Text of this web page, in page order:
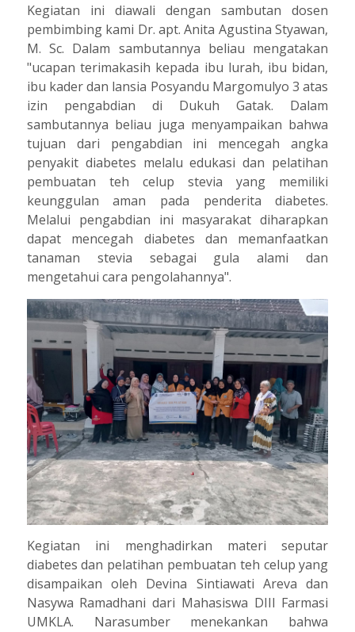
Kegiatan ini diawali dengan sambutan dosen
pembimbing kami Dr. apt. Anita Agustina Styawan,
M. Sc. Dalam sambutannya beliau mengatakan
"ucapan terimakasih kepada ibu lurah, ibu bidan,
ibu kader dan lansia Posyandu Margomulyo 3 atas
izin pengabdian di Dukuh Gatak. Dalam
sambutannya beliau juga menyampaikan bahwa
tujuan dari pengabdian ini mencegah angka
penyakit diabetes melalu edukasi dan pelatihan
pembuatan teh celup stevia yang memiliki
keunggulan aman pada penderita diabetes.
Melalui pengabdian ini masyarakat diharapkan
dapat mencegah diabetes dan memanfaatkan
tanaman stevia sebagai gula alami dan
mengetahui cara pengolahannya".
Kegiatan ini menghadirkan materi seputar
diabetes dan pelatihan pembuatan teh celup yang
disampaikan oleh Devina Sintiawati Areva dan
Nasywa Ramadhani dari Mahasiswa DIII Farmasi
UMKLA. Narasumber menekankan bahwa